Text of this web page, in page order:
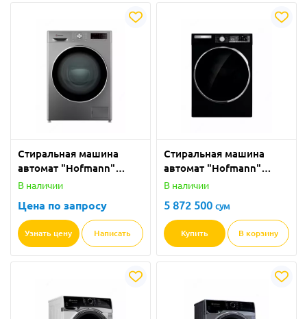
Стиральная машина
автомат "Hofmann"
WM612-2SDG/HF (Серая)
В наличии
Цена по запросу
Узнать цену Написать
Стиральная машина
автомат "Hofmann"
WM612АSBK/HF
В наличии
5 872 500 сум
Купить В корзину